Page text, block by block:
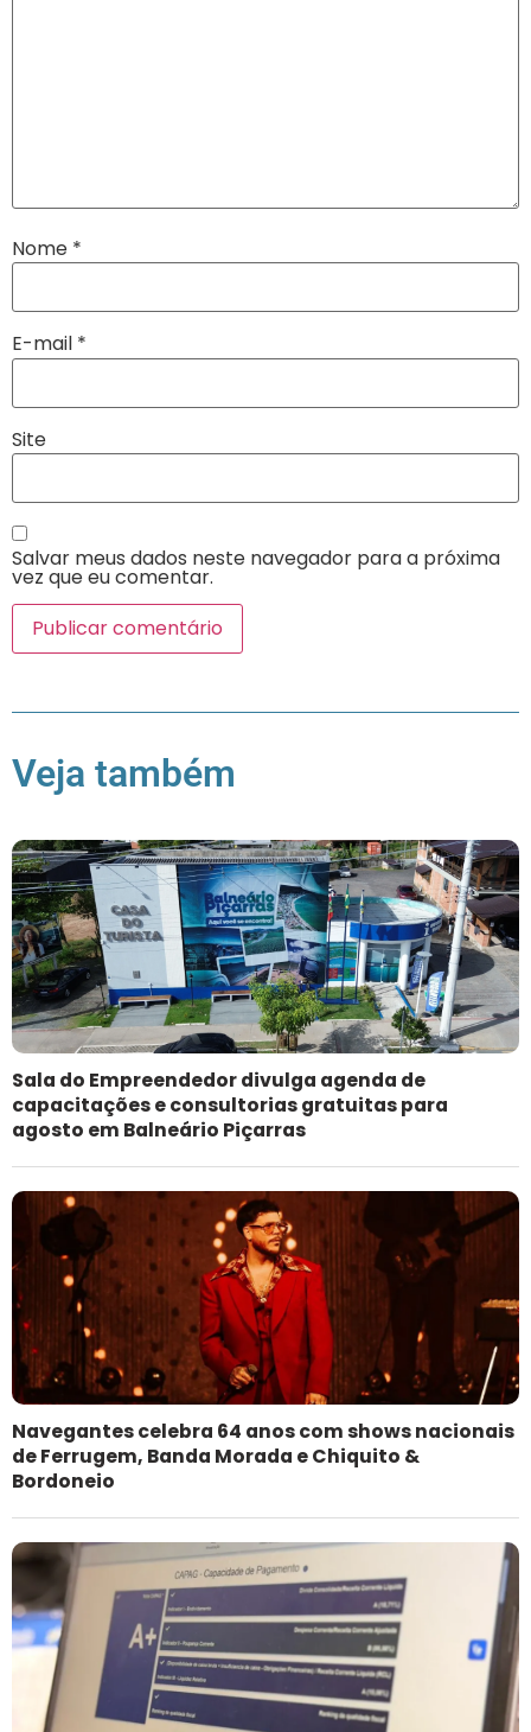
Nome *
E-mail *
Site
Salvar meus dados neste navegador para a próxima
vez que eu comentar.
Veja também
Sala do Empreendedor divulga agenda de
capacitações e consultorias gratuitas para
agosto em Balneário Piçarras
Navegantes celebra 64 anos com shows nacionais
de Ferrugem, Banda Morada e Chiquito &
Bordoneio